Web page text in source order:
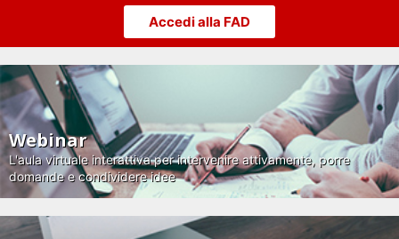
Accedi alla FAD
Webinar
L'aula virtuale interattiva per intervenire attivamente, porre
domande e condividere idee